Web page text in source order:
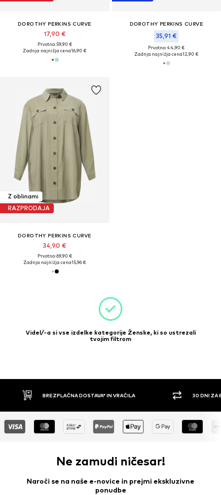
DOROTHY PERKINS CURVE
17,90 €
Prvotno: 59,90 €
Zadnja najnižja cena16,90 €
DOROTHY PERKINS CURVE
35,91 €
Prvotno: 44,90 €
Zadnja najnižja cena12,90 €
Z oblinami
RAZPRODAJA
DOROTHY PERKINS CURVE
34,90 €
Prvotno: 69,90 €
Zadnja najnižja cena15,96 €
Videl/-a si vse izdelke kategorije Ženske, ki so ustrezali
tvojim filtrom
30 DNI ZA BREZPLAČNO VRAČILO PLAČILO Z
Ne zamudi ničesar!
Naroči se na naše e-novice in prejmi ekskluzivne
ponudbe